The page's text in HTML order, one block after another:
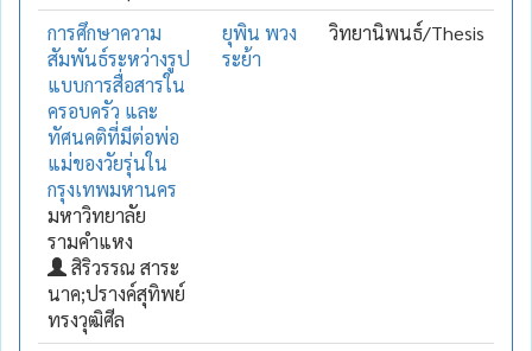
การศึกษาความ
สัมพันธ์ระหว่างรูป
แบบการสื่อสารใน
ครอบครัว และ
ทัศนคติที่มีต่อพ่อ
แม่ของวัยรุ่นใน
กรุงเทพมหานคร
มหาวิทยาลัย
รามคำแหง
สิริวรรณ สาระ
นาค;ปรางค์สุทิพย์
ทรงวุฒิศีล
ยุพิน พวง
ระย้า
วิทยานิพนธ์/Thesis